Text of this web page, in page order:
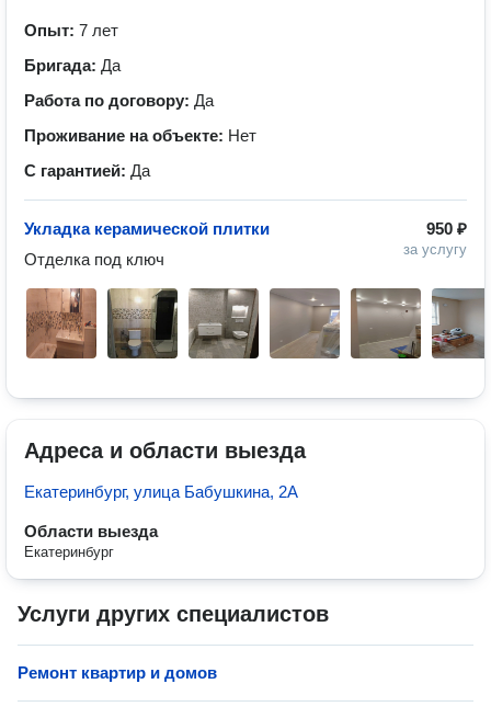
Опыт: 7 лет
Бригада: Да
Работа по договору: Да
Проживание на объекте: Нет
С гарантией: Да
950 ₽
за услугу
Укладка керамической плитки
Отделка под ключ
Адреса и области выезда
Екатеринбург, улица Бабушкина, 2А
Области выезда
Екатеринбург
Услуги других специалистов
Ремонт квартир и домов